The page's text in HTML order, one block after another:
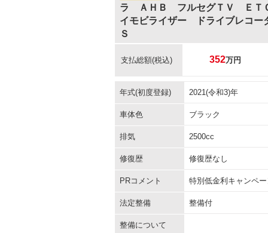
ラ ＡＨＢ フルセグＴＶ ＥＴ
イモビライザー ドライブレコ
Ｓ
支払総額(税込) 352万円
年式(初度登録) 2021(令和3)年
車体色 ブラック
排気 2500cc
修復歴 修復歴なし
PRコメント 特別低金利キャンペ
法定整備 整備付
整備について